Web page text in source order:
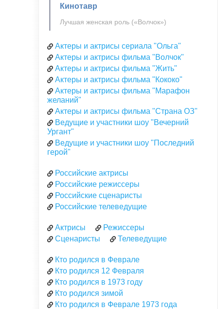
Кинотавр
Лучшая женская роль («Волчок»)
Актеры и актрисы сериала "Ольга"
Актеры и актрисы фильма "Волчок"
Актеры и актрисы фильма "Жить"
Актеры и актрисы фильма "Кококо"
Актеры и актрисы фильма "Марафон
желаний"
Актеры и актрисы фильма "Страна ОЗ"
Ведущие и участники шоу "Вечерний
Ургант"
Ведущие и участники шоу "Последний
герой"
Российские актрисы
Российские режиссеры
Российские сценаристы
Российские телеведущие
Актрисы
Режиссеры
Сценаристы
Телеведущие
Кто родился в Феврале
Кто родился 12 Февраля
Кто родился в 1973 году
Кто родился зимой
Кто родился в Феврале 1973 года